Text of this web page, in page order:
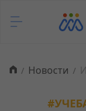
Новости